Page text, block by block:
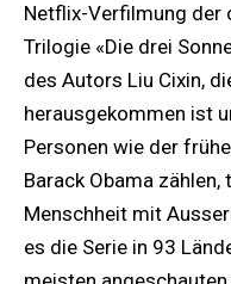
Netflix-Verfilmung der
Trilogie «Die drei
des Autors Liu Cixin,
herausgekommen ist
Personen wie der
Barack Obama
Menschheit mit
es die Serie in 93